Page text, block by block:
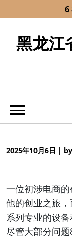
to
6
黑龙江
2025年10月6日 | by
一位初涉电商
他的创业之旅
系列专业的设备
尽管大部分问